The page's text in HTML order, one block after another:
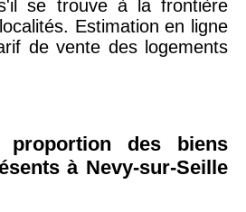
€ 2 667 €
se trouve à la frontière
Estimation en ligne
de vente des logements
des biens
à Nevy-sur-Seille